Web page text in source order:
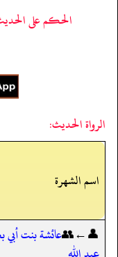
الحكم على
الرواة الحديث:
اسم الشهرة
👤←👥عائشة بنت